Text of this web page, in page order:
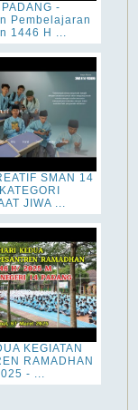
-
Pembelajaran
1446 H ...
SMAN 14
JIWA ...
KEGIATAN
RAMADHAN
- ...